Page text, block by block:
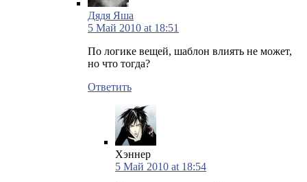
Дядя Яша
5 Май 2010 at 18:51
По логике вещей, шаблон влиять не может,
но что тогда?
Ответить
Хэннер
5 Май 2010 at 18:54